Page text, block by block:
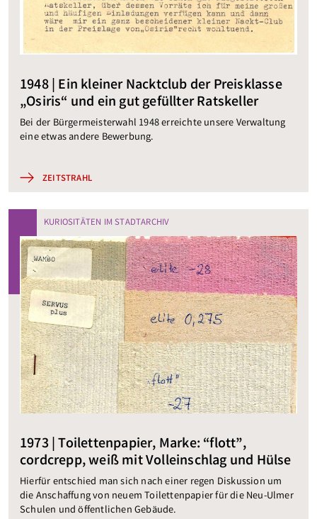
1948 | Ein kleiner Nacktclub der Preisklasse
„Osiris“ und ein gut gefüllter Ratskeller
Bei der Bürgermeisterwahl 1948 erreichte unsere Verwaltung
eine etwas andere Bewerbung.
ZEITSTRAHL
KURIOSITÄTEN IM STADTARCHIV
1973 | Toilettenpapier, Marke: “flott”,
cordcrepp, weiß mit Volleinschlag und Hülse
Hierfür entschied man sich nach einer regen Diskussion um
die Anschaffung von neuem Toilettenpapier für die Neu-Ulmer
Schulen und öffentlichen Gebäude.